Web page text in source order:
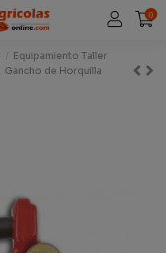
0
Equipamiento Taller
Gancho de Horquilla